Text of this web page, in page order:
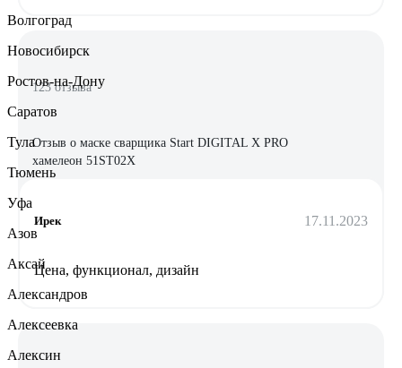
123 отзыва
Отзыв о маске сварщика Start DIGITAL X PRO
хамелеон 51ST02X
Ирек 17.11.2023
Цена, функционал, дизайн
Волгоград
Новосибирск
Ростов-на-Дону
Саратов
Тула
Тюмень
Уфа
Азов
Аксай
Александров
Алексеевка
Алексин